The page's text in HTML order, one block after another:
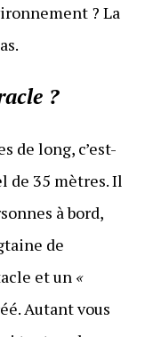
? La
?
de long, c’est-
de 35 mètres. Il
à bord,
de
et un «
Autant vous